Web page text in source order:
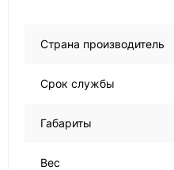
Страна производитель
Срок службы
Габариты
Вес